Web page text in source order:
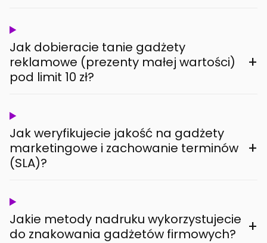
Jak dobieracie tanie gadżety
reklamowe (prezenty małej wartości)
pod limit 10 zł?
+
Jak weryfikujecie jakość na gadżety
marketingowe i zachowanie terminów
(SLA)?
+
Jakie metody nadruku wykorzystujecie
do znakowania gadżetów firmowych?
+